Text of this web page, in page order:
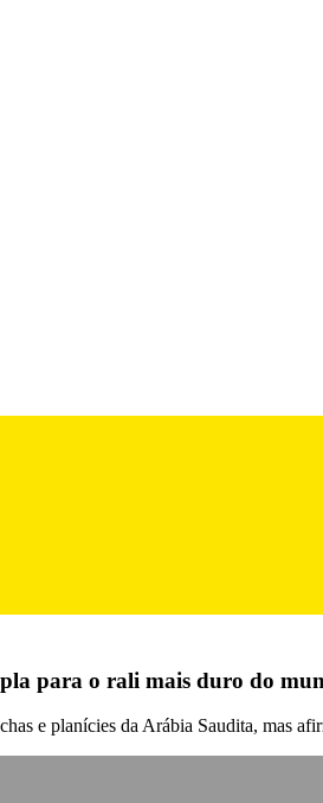
para o rali mais duro do
e planícies da Arábia Saudita, mas